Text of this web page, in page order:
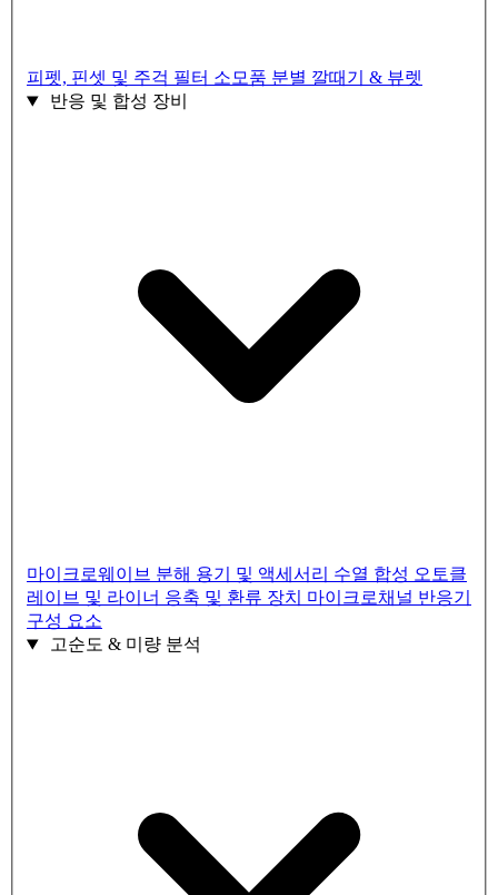
피펫, 핀셋 및 주걱 필터 소모품 분별 깔때기 & 뷰렛
반응 및 합성 장비
마이크로웨이브 분해 용기 및 액세서리 수열 합성 오토클
레이브 및 라이너 응축 및 환류 장치 마이크로채널 반응기
구성 요소
고순도 & 미량 분석